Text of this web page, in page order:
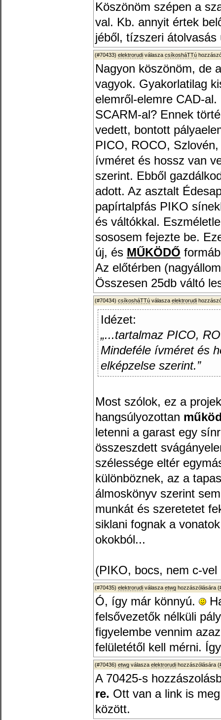
Köszönöm szépen a
val. Kb. annyit értek
jéből, tízszeri
(#70433) elektrorudi válasza csíkosháTTú
Nagyon köszönöm, de
vagyok. Gyakorlatilag
elemről-elemre CAD-
SCARM-al? Ennek
vedett, bontott
PICO, ROCO,
ívméret és hossz van
szerint. Ebből
adott. Az asztalt
papírtalpfás PIKO
és váltókkal.
sososem fejezte be.
új, és MŰKÖDŐ
Az előtérben
Összesen 25db váltó
(#70434) csíkosháTTú válasza elektrorudi
Idézet:
„...tartalmaz PICO,
Mindeféle ívméret és
elképzelse szerint.”
Most szólok, ez a
hangsúlyozottan
letenni a garast egy
összeszdett
szélessége eltér
különböznek, az a
álmoskönyv szerint
munkát és szeretetet
siklani fognak a
okokból...
(PIKO, bocs, nem c-
(#70435) elektrorudi válasza etwg hozzászólására (
Ó, így már könnyú.
felsővezetők nélküli
figyelembe vennim
felületétől kell mérni.
(#70436) etwg válasza elektrorudi hozzászólására (
A 70425-s
re. Ott van a link is
között.